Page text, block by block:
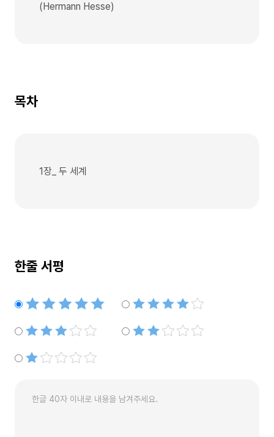
(Hermann Hesse)
목차
1장_ 두 세계
한줄 서평
별점5개 별점4개
별점3개 별점2개
별점1개